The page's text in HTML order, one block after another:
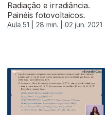
Radiação e irradiância.
Painéis fotovoltaicos.
Aula 51 | 28 min. | 02 jun. 2021